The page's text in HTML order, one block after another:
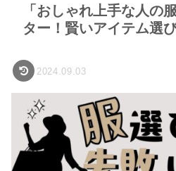
「おしゃれ上手な人の
ター！賢いアイテム選
2024.09.03